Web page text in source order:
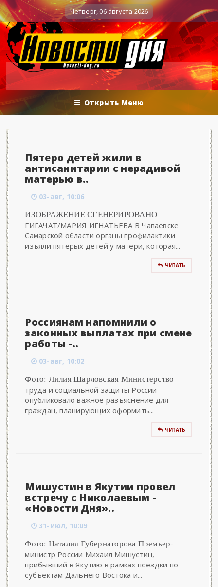
действия Вечерние баталии политологов у Соловьёва
Четверг, 06 августа 2026
Открыть Меню
Пятеро детей жили в
антисанитарии с нерадивой
матерью в..
03-авг, 10:06
ИЗОБРАЖЕНИЕ СГЕНЕРИРОВАНО
ГИГАЧАТ/МАРИЯ ИГНАТЬЕВА В Чапаевске
Самарской области органы профилактики
изъяли пятерых детей у матери, которая...
ЧИТАТЬ
Россиянам напомнили о
законных выплатах при смене
работы -..
03-авг, 10:02
Фото: Лилия Шарловская Министерство
труда и социальной защиты России
опубликовало важное разъяснение для
граждан, планирующих оформить...
ЧИТАТЬ
Мишустин в Якутии провел
встречу с Николаевым -
«Новости Дня»..
31-июл, 10:09
Фото: Наталия Губернаторова Премьер-
министр России Михаил Мишустин,
прибывший в Якутию в рамках поездки по
субъектам Дальнего Востока и...